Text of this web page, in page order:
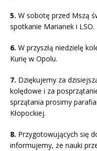
5. W sobotę przed Mszą
spotkanie Marianek i LSO.
6. W przyszłą niedzielę
Kurię w Opolu.
7. Dziękujemy za
kolędowe i za
sprzątania prosimy
Kłopockiej.
8. Przygotowujących się
informujemy, że nauki